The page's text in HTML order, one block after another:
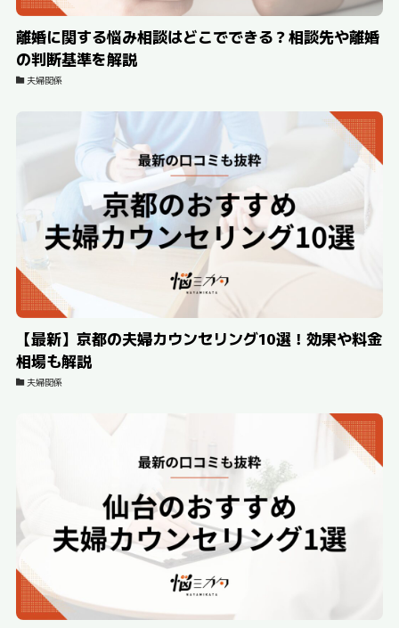
離婚に関する悩み相談はどこでできる？相談先や離婚
の判断基準を解説
夫婦関係
【最新】京都の夫婦カウンセリング10選！効果や料金
相場も解説
夫婦関係